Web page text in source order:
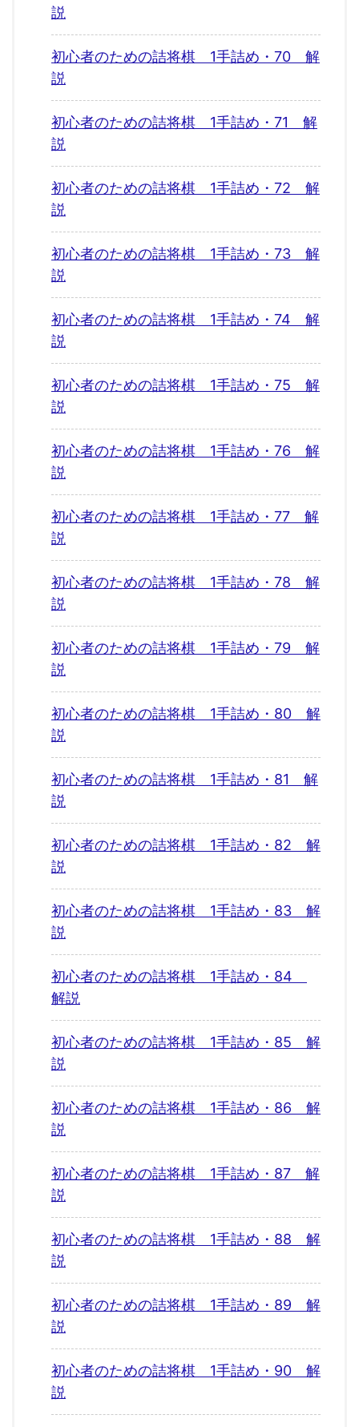
説
初心者のための詰将棋 1手詰め・70 解
説
初心者のための詰将棋 1手詰め・71 解
説
初心者のための詰将棋 1手詰め・72 解
説
初心者のための詰将棋 1手詰め・73 解
説
初心者のための詰将棋 1手詰め・74 解
説
初心者のための詰将棋 1手詰め・75 解
説
初心者のための詰将棋 1手詰め・76 解
説
初心者のための詰将棋 1手詰め・77 解
説
初心者のための詰将棋 1手詰め・78 解
説
初心者のための詰将棋 1手詰め・79 解
説
初心者のための詰将棋 1手詰め・80 解
説
初心者のための詰将棋 1手詰め・81 解
説
初心者のための詰将棋 1手詰め・82 解
説
初心者のための詰将棋 1手詰め・83 解
説
初心者のための詰将棋 1手詰め・84
解説
初心者のための詰将棋 1手詰め・85 解
説
初心者のための詰将棋 1手詰め・86 解
説
初心者のための詰将棋 1手詰め・87 解
説
初心者のための詰将棋 1手詰め・88 解
説
初心者のための詰将棋 1手詰め・89 解
説
初心者のための詰将棋 1手詰め・90 解
説